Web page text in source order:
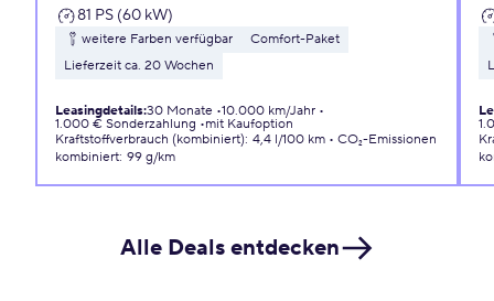
81 PS (60 kW)
weitere Farben verfügbar
Comfort-Paket
Lieferzeit ca. 20 Wochen
Leasingdetails:30 Monate 10.000 km/Jahr
1.000 € Sonderzahlung
mit Kaufoption
Kraftstoffverbrauch (kombiniert): 4,4 l/100 km
CO₂-Emissionen
kombiniert: 99 g/km
Alle Deals entdecken